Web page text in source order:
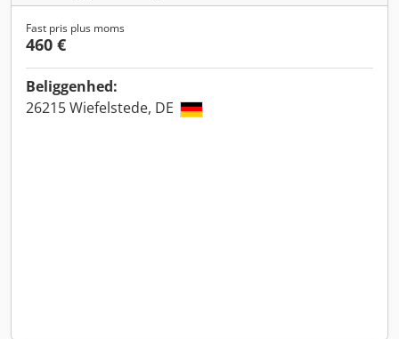
Fast pris plus moms
460 €
Beliggenhed:
26215 Wiefelstede, DE